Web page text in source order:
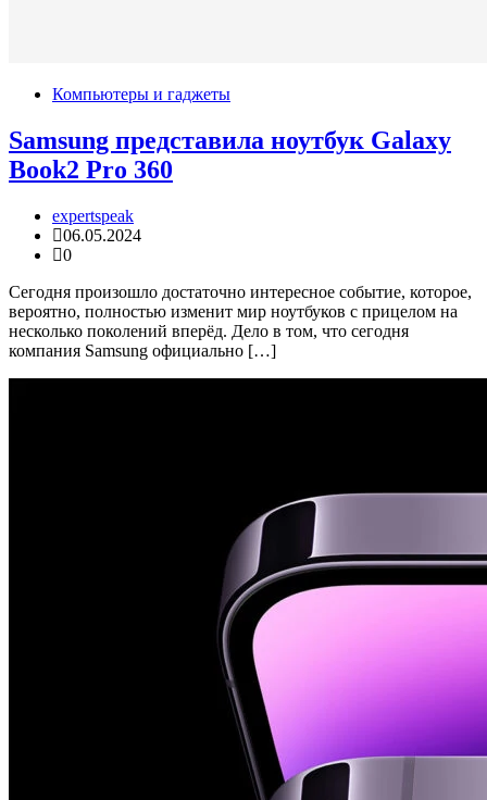
Компьютеры и гаджеты
Samsung представила ноутбук Galaxy
Book2 Pro 360
expertspeak
06.05.2024
0
Сегодня произошло достаточно интересное событие, которое,
вероятно, полностью изменит мир ноутбуков с прицелом на
несколько поколений вперёд. Дело в том, что сегодня
компания Samsung официально […]